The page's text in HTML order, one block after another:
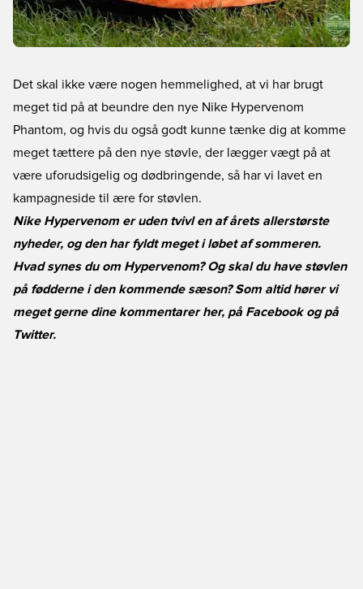
Det skal ikke være nogen hemmelighed, at vi har brugt
meget tid på at beundre den nye Nike Hypervenom
Phantom, og hvis du også godt kunne tænke dig at komme
meget tættere på den nye støvle, der lægger vægt på at
være uforudsigelig og dødbringende, så har vi lavet en
kampagneside til ære for støvlen.
Nike Hypervenom er uden tvivl en af årets allerstørste
nyheder, og den har fyldt meget i løbet af sommeren.
Hvad synes du om Hypervenom? Og skal du have støvlen
på fødderne i den kommende sæson? Som altid hører vi
meget gerne dine kommentarer her, på Facebookog på
Twitter.